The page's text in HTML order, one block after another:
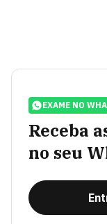
EXAME NO
Receba
no seu